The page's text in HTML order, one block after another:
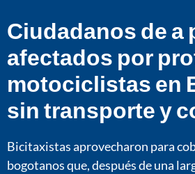
Ciudadanos de a
afectados por
motociclistas en
sin transporte y
Bicitaxistas aprovecharon para
bogotanos que, después de una